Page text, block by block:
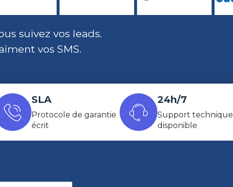
suivez vos leads.
vos SMS.
SLA
Protocole de garantie
écrit
24h/7
Support technique
disponible